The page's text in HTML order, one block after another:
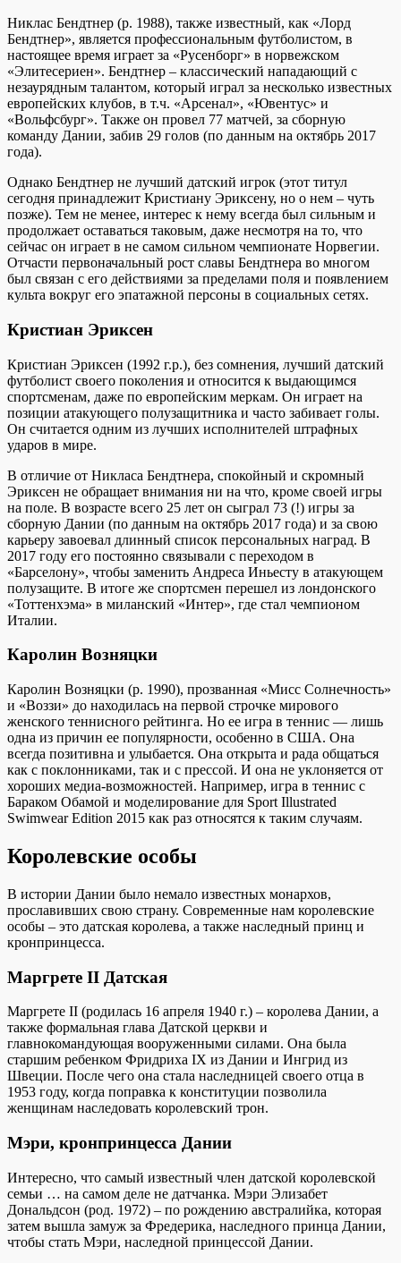
Никлас Бендтнер (р. 1988), также известный, как «Лорд
Бендтнер», является профессиональным футболистом, в
настоящее время играет за «Русенборг» в норвежском
«Элитесериен». Бендтнер – классический нападающий с
незаурядным талантом, который играл за несколько известных
европейских клубов, в т.ч. «Арсенал», «Ювентус» и
«Вольфсбург». Также он провел 77 матчей, за сборную
команду Дании, забив 29 голов (по данным на октябрь 2017
года).
Однако Бендтнер не лучший датский игрок (этот титул
сегодня принадлежит Кристиану Эриксену, но о нем – чуть
позже). Тем не менее, интерес к нему всегда был сильным и
продолжает оставаться таковым, даже несмотря на то, что
сейчас он играет в не самом сильном чемпионате Норвегии.
Отчасти первоначальный рост славы Бендтнера во многом
был связан с его действиями за пределами поля и появлением
культа вокруг его эпатажной персоны в социальных сетях.
Кристиан Эриксен
Кристиан Эриксен (1992 г.р.), без сомнения, лучший датский
футболист своего поколения и относится к выдающимся
спортсменам, даже по европейским меркам. Он играет на
позиции атакующего полузащитника и часто забивает голы.
Он считается одним из лучших исполнителей штрафных
ударов в мире.
В отличие от Никласа Бендтнера, спокойный и скромный
Эриксен не обращает внимания ни на что, кроме своей игры
на поле. В возрасте всего 25 лет он сыграл 73 (!) игры за
сборную Дании (по данным на октябрь 2017 года) и за свою
карьеру завоевал длинный список персональных наград. В
2017 году его постоянно связывали с переходом в
«Барселону», чтобы заменить Андреса Иньесту в атакующем
полузащите. В итоге же спортсмен перешел из лондонского
«Тоттенхэма» в миланский «Интер», где стал чемпионом
Италии.
Каролин Возняцки
Каролин Возняцки (р. 1990), прозванная «Мисс Солнечность»
и «Воззи» до находилась на первой строчке мирового
женского теннисного рейтинга. Но ее игра в теннис — лишь
одна из причин ее популярности, особенно в США. Она
всегда позитивна и улыбается. Она открыта и рада общаться
как с поклонниками, так и с прессой. И она не уклоняется от
хороших медиа-возможностей. Например, игра в теннис с
Бараком Обамой и моделирование для Sport Illustrated
Swimwear Edition 2015 как раз относятся к таким случаям.
Королевские особы
В истории Дании было немало известных монархов,
прославивших свою страну. Современные нам королевские
особы – это датская королева, а также наследный принц и
кронпринцесса.
Маргрете II Датская
Маргрете II (родилась 16 апреля 1940 г.) – королева Дании, а
также формальная глава Датской церкви и
главнокомандующая вооруженными силами. Она была
старшим ребенком Фридриха IX из Дании и Ингрид из
Швеции. После чего она стала наследницей своего отца в
1953 году, когда поправка к конституции позволила
женщинам наследовать королевский трон.
Мэри, кронпринцесса Дании
Интересно, что самый известный член датской королевской
семьи … на самом деле не датчанка. Мэри Элизабет
Дональдсон (род. 1972) – по рождению австралийка, которая
затем вышла замуж за Фредерика, наследного принца Дании,
чтобы стать Мэри, наследной принцессой Дании.